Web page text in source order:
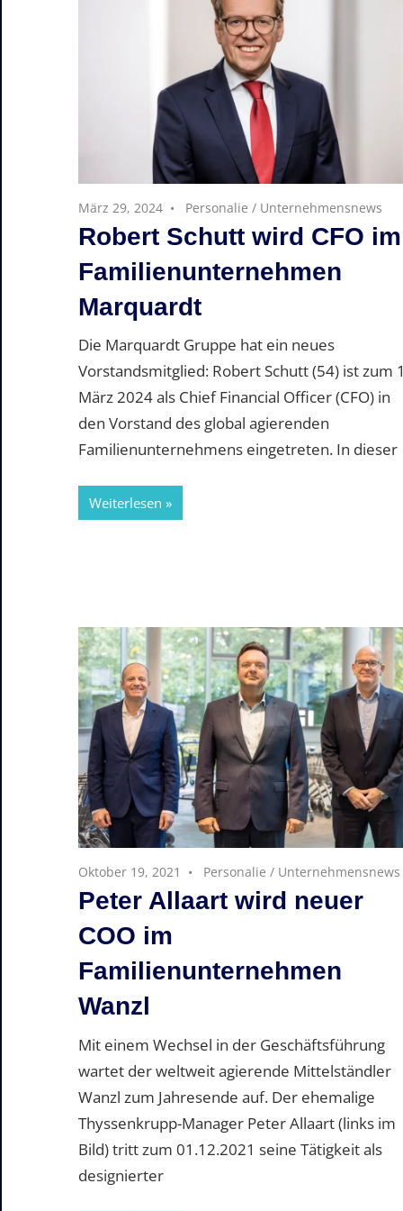
März 29, 2024 Personalie / Unternehmensnews
Robert Schutt wird CFO im
Familienunternehmen
Marquardt
Die Marquardt Gruppe hat ein neues
Vorstandsmitglied: Robert Schutt (54) ist zum
März 2024 als Chief Financial Officer (CFO) in
den Vorstand des global agierenden
Familienunternehmens eingetreten. In dieser
Weiterlesen
Oktober 19, 2021 Personalie / Unternehmensnews
Peter Allaart wird neuer
COO im
Familienunternehmen
Wanzl
Mit einem Wechsel in der Geschäftsführung
wartet der weltweit agierende Mittelständler
Wanzl zum Jahresende auf. Der ehemalige
Thyssenkrupp-Manager Peter Allaart (links im
Bild) tritt zum 01.12.2021 seine Tätigkeit als
designierter